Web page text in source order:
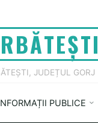
JUDEȚUL GORJ
PUBLICE